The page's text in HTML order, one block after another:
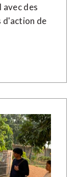
des
d'action de